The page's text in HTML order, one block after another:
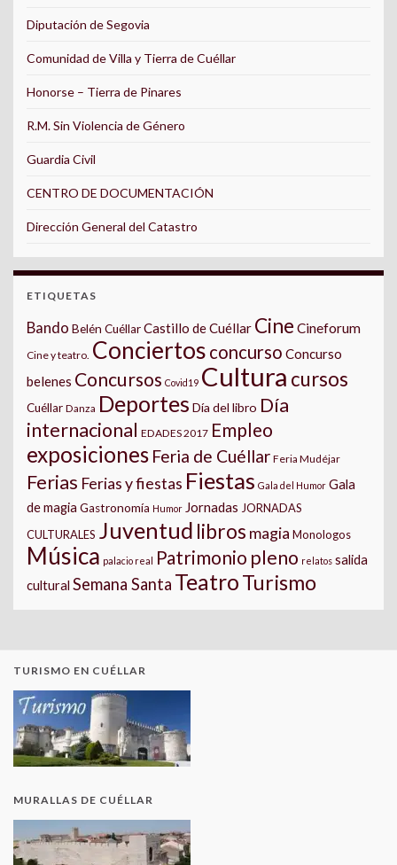
Diputación de Segovia
Comunidad de Villa y Tierra de Cuéllar
Honorse – Tierra de Pinares
R.M. Sin Violencia de Género
Guardia Civil
CENTRO DE DOCUMENTACIÓN
Dirección General del Catastro
ETIQUETAS
Bando Belén CuéllarCastillo de Cuéllar Cine Cineforum
Cine y teatro. Conciertos concurso Concurso
belenes Concursos Covid19 Cultura cursos
Cuéllar Danza Deportes Día del libro Día
internacional EDADES 2017 Empleo
exposiciones Feria de Cuéllar Feria Mudéjar
Ferias Ferias y fiestas Fiestas Gala del Humor Gala
de magia Gastronomía Humor Jornadas JORNADAS
CULTURALES Juventud libros magia Monologos
Música palacio real Patrimonio pleno relatos salida
cultural Semana Santa TeatroTurismo
TURISMO EN CUÉLLAR
MURALLAS DE CUÉLLAR